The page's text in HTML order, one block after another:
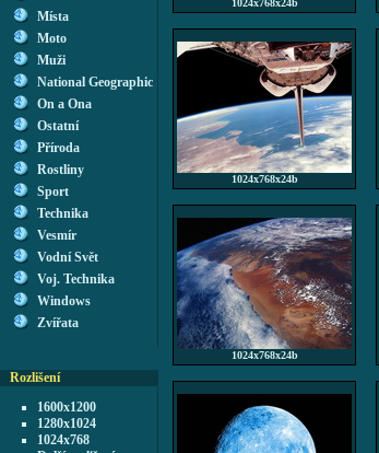
Místa
Moto
Muži
National Geographic
On a Ona
Ostatní
Příroda
Rostliny
Sport
Technika
Vesmír
Vodní Svět
Voj. Technika
Windows
Zvířata
Rozlišení
1600x1200
1280x1024
1024x768
1024x768x24b
1024x768x24b
1024x768x24b